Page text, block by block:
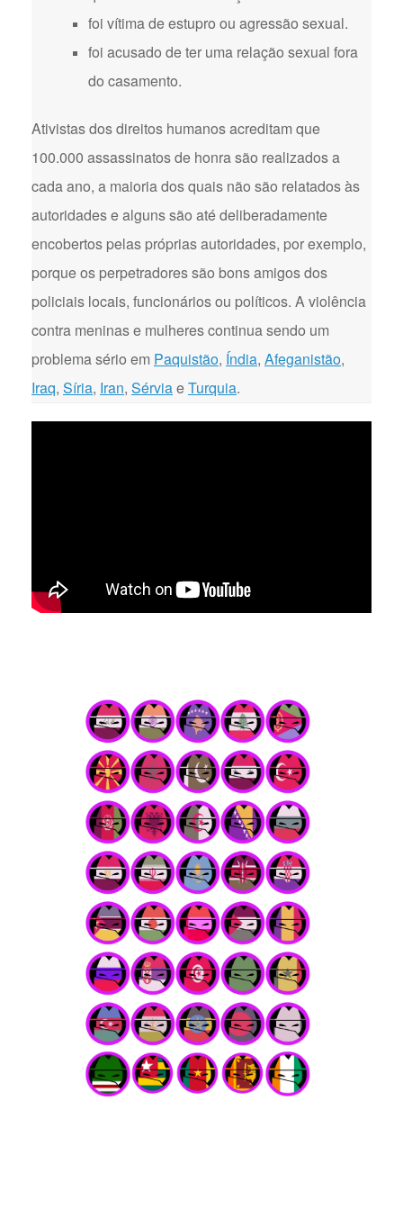
foi vítima de estupro ou agressão sexual.
foi acusado de ter uma relação sexual fora
do casamento.
Ativistas dos direitos humanos acreditam que
100.000 assassinatos de honra são realizados a
cada ano, a maioria dos quais não são relatados às
autoridades e alguns são até deliberadamente
encobertos pelas próprias autoridades, por exemplo,
porque os perpetradores são bons amigos dos
policiais locais, funcionários ou políticos. A violência
contra meninas e mulheres continua sendo um
problema sério em Paquistão, Índia, Afeganistão,
Iraq, Síria, Iran, SérviaeTurquia.